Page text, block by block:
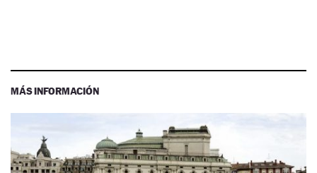
MÁS INFORMACIÓN